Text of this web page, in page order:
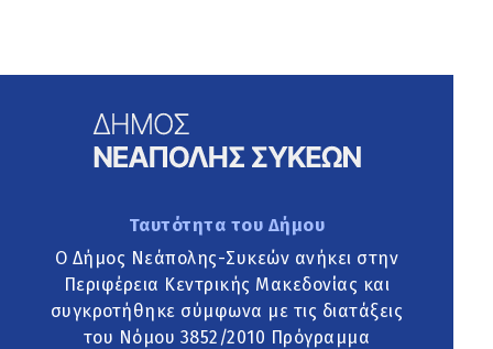
Ταυτότητα του Δήμου
Ο Δήμος Νεάπολης-Συκεών ανήκει στην
Περιφέρεια Κεντρικής Μακεδονίας και
συγκροτήθηκε σύμφωνα με τις διατάξεις
του Νόμου 3852/2010 Πρόγραμμα